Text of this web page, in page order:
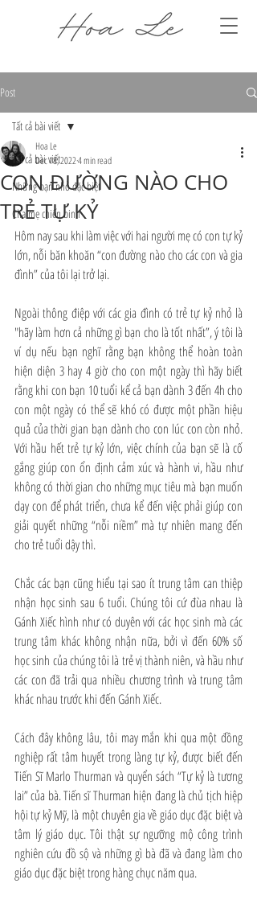
Post
Tất cả bài viết
Những bạn nhỏ đặc biệt
Cha mẹ chiến binh
Tất cả bài viết
CON ĐƯỜNG NÀO CHO
TRẺ TỰ KỶ
Hoa Le
Dec 18, 20224 min read
Hôm nay sau khi làm việc với hai người mẹ có con tự kỷ
lớn, nỗi băn khoăn “con đường nào cho các con và gia
đình” của tôi lại trở lại.
Ngoài thông điệp với các gia đình có trẻ tự kỷ nhỏ là
"hãy làm hơn cả những gì bạn cho là tốt nhất”, ý tôi là
ví dụ nếu bạn nghĩ rằng bạn không thể hoàn toàn
hiện diện 3 hay 4 giờ cho con một ngày thì hãy biết
rằng khi con bạn 10 tuổi kể cả bạn dành 3 đến 4h cho
con một ngày có thể sẽ khó có được một phần hiệu
quả của thời gian bạn dành cho con lúc con còn nhỏ.
Với hầu hết trẻ tự kỷ lớn, việc chính của bạn sẽ là cố
gắng giúp con ổn định cảm xúc và hành vi, hầu như
không có thời gian cho những mục tiêu mà bạn muốn
dạy con để phát triển, chưa kể đến việc phải giúp con
giải quyết những “nỗi niềm” mà tự nhiên mang đến
cho trẻ tuổi dậy thì.
Chắc các bạn cũng hiểu tại sao ít trung tâm can thiệp
nhận học sinh sau 6 tuổi. Chúng tôi cứ đùa nhau là
Gánh Xiếc hình như có duyên với các học sinh mà các
trung tâm khác không nhận nữa, bởi vì đến 60% số
học sinh của chúng tôi là trẻ vị thành niên, và hầu như
các con đã trải qua nhiều chương trình và trung tâm
khác nhau trước khi đến Gánh Xiếc.
Cách đây không lâu, tôi may mắn khi qua một đồng
nghiệp rất tâm huyết trong làng tự kỷ, được biết đến
Tiến Sĩ Marlo Thurman và quyển sách “Tự kỷ là tương
lai” của bà. Tiến sĩ Thurman hiện đang là chủ tịch hiệp
hội tự kỷ Mỹ, là một chuyên gia về giáo dục đặc biệt và
tâm lý giáo dục. Tôi thật sự ngưỡng mộ công trình
nghiên cứu đồ sộ và những gì bà đã và đang làm cho
giáo dục đặc biệt trong hàng chục năm qua.